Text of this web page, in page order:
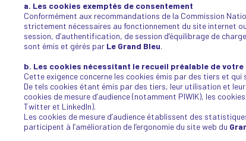
a. Les cookies exemptés de consentement
Conformément aux recommandations de la Commission
strictement nécessaires au fonctionnement du site internet
session, d’authentification, de session d’équilibrage de
sont émis et gérés par Le Grand Bleu.
b. Les cookies nécessitant le recueil préalable de
Cette exigence concerne les cookies émis par des tiers et
De tels cookies étant émis par des tiers, leur utilisation et
cookies de mesure d’audience (notamment PIWIK), les
Twitter et LinkedIn).
Les cookies de mesure d’audience établissent des
participent à l’amélioration de l’ergonomie du site web du